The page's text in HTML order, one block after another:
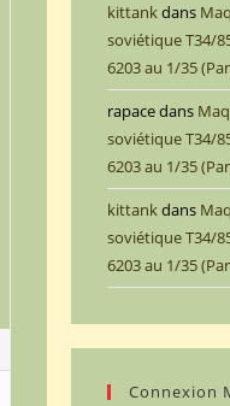
kittankdans
soviétique T34/
6203 au 1/35
rapacedans
soviétique T34/
6203 au 1/35
kittankdans
soviétique T34/
6203 au 1/35
Connexion